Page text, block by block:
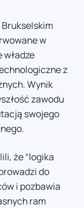
w
z
Wynik
zawodu
swojego
że “logika
do
i pozbawia
ram